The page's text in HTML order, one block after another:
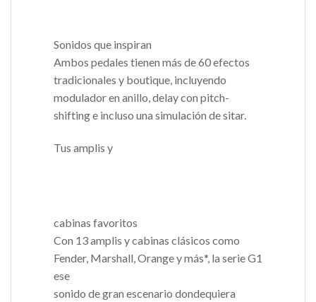
Sonidos que inspiran
Ambos pedales tienen más de 60 efectos
tradicionales y boutique, incluyendo
modulador en anillo, delay con pitch-
shifting e incluso una simulación de sitar.
Tus amplis y
cabinas favoritos
Con 13 amplis y cabinas clásicos como
Fender, Marshall, Orange y más*, la serie G1
ese
sonido de gran escenario dondequiera